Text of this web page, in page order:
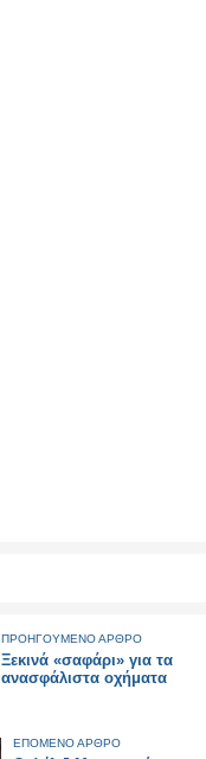
ΠΡΟΗΓΟΥΜΕΝΟ ΑΡΘΡΟ
Ξεκινά «σαφάρι» για τα
ανασφάλιστα οχήματα
ΕΠΟΜΕΝΟ ΑΡΘΡΟ